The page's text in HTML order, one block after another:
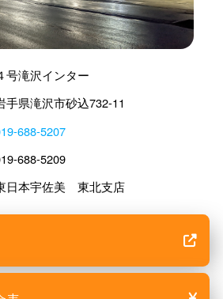
号滝沢インター
手県滝沢市砂込732-11
688-5207
688-5209
日本宇佐美 東北支店